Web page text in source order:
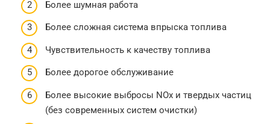
Более шумная работа
Более сложная система впрыска топлива
Чувствительность к качеству топлива
Более дорогое обслуживание
Более высокие выбросы NOx и твердых частиц
(без современных систем очистки)